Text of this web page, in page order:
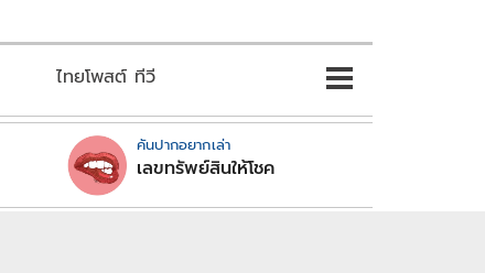
ไทยโพสต์ ทีวี
คันปากอยากเล่า
เลขทรัพย์สินให้โชค